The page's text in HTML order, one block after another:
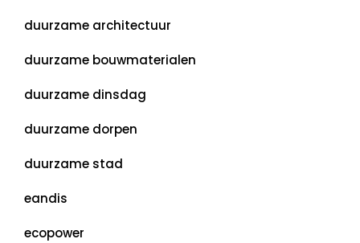
duurzame architectuur
duurzame bouwmaterialen
duurzame dinsdag
duurzame dorpen
duurzame stad
eandis
ecopower